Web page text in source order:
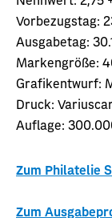
Vorbezugstag:
Ausgabetag:
Markengröße:
Grafikentwurf:
Druck:
Auflage:
Zum Philatelie
Zum